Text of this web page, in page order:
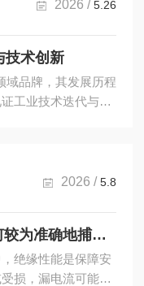
2026 /5.26
技术创新
域品牌，其发展历程
工业技术迭代与行
的品牌起源可追溯
快速发展，聚焦于
高可靠性的便携式
2026 /5.8
ST5520绝缘电阻测试仪：如何较为准确地捕捉电气设备？
绝缘性能是保障安
损，漏电流可能悄